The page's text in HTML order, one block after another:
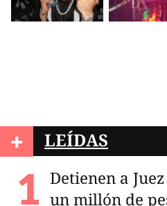
+ LEÍDAS
Detienen a
un millón de